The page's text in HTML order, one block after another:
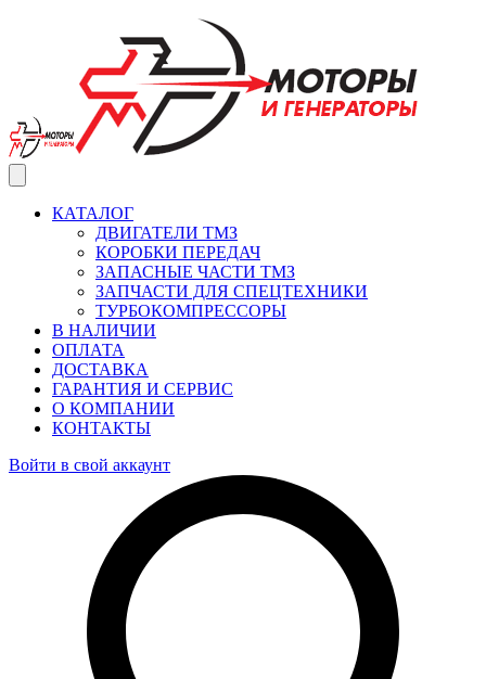
КАТАЛОГ
ДВИГАТЕЛИ ТМЗ
КОРОБКИ ПЕРЕДАЧ
ЗАПАСНЫЕ ЧАСТИ ТМЗ
ЗАПЧАСТИ ДЛЯ СПЕЦТЕХНИКИ
ТУРБОКОМПРЕССОРЫ
В НАЛИЧИИ
ОПЛАТА
ДОСТАВКА
ГАРАНТИЯ И СЕРВИС
О КОМПАНИИ
КОНТАКТЫ
Войти в свой аккаунт